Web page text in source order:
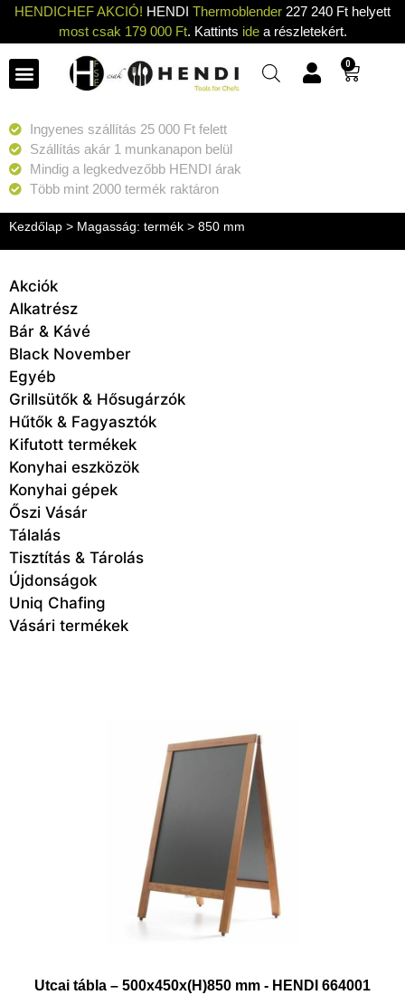
HENDICHEF AKCIÓ! HENDI Thermoblender 227 240 Ft helyett
most csak 179 000 Ft. Kattints idea részletekért.
0
Ingyenes szállítás 25 000 Ft felett
Szállítás akár 1 munkanapon belül
Mindig a legkedvezőbb HENDI árak
Több mint 2000 termék raktáron
Kezdőlap > Magasság: termék > 850 mm
Akciók
Alkatrész
Bár & Kávé
Black November
Egyéb
Grillsütők & Hősugárzók
Hűtők & Fagyasztók
Kifutott termékek
Konyhai eszközök
Konyhai gépek
Őszi Vásár
Tálalás
Tisztítás & Tárolás
Újdonságok
Uniq Chafing
Vásári termékek
Utcai tábla – 500x450x(H)850 mm - HENDI 664001